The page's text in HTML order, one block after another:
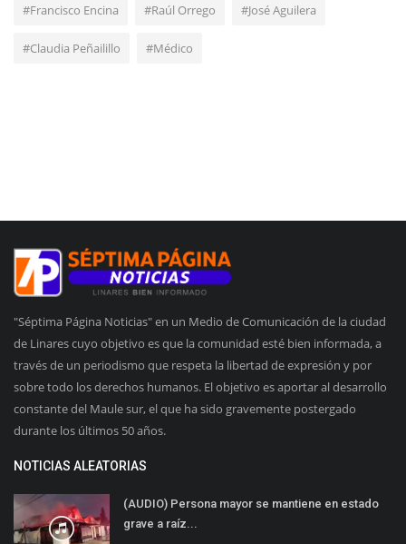
#Francisco Encina #Raúl Orrego #José Aguilera
#Claudia Peñailillo #Médico
"Séptima Página Noticias" en un Medio de Comunicación de la ciudad
de Linares cuyo objetivo es que la comunidad esté bien informada, a
través de un periodismo que respeta la libertad de expresión y por
sobre todo los derechos humanos. El objetivo es aportar al desarrollo
constante del Maule sur, el que ha sido gravemente postergado
durante los últimos 50 años.
NOTICIAS ALEATORIAS
(AUDIO) Persona mayor se mantiene en estado
grave a raíz...